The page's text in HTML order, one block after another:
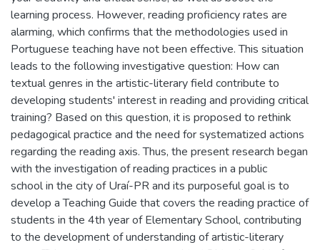
learning process. However, reading proficiency rates are
alarming, which confirms that the methodologies used in
Portuguese teaching have not been effective. This situation
leads to the following investigative question: How can
textual genres in the artistic-literary field contribute to
developing students' interest in reading and providing critical
training? Based on this question, it is proposed to rethink
pedagogical practice and the need for systematized actions
regarding the reading axis. Thus, the present research began
with the investigation of reading practices in a public
school in the city of Uraí-PR and its purposeful goal is to
develop a Teaching Guide that covers the reading practice of
students in the 4th year of Elementary School, contributing
to the development of understanding of artistic-literary